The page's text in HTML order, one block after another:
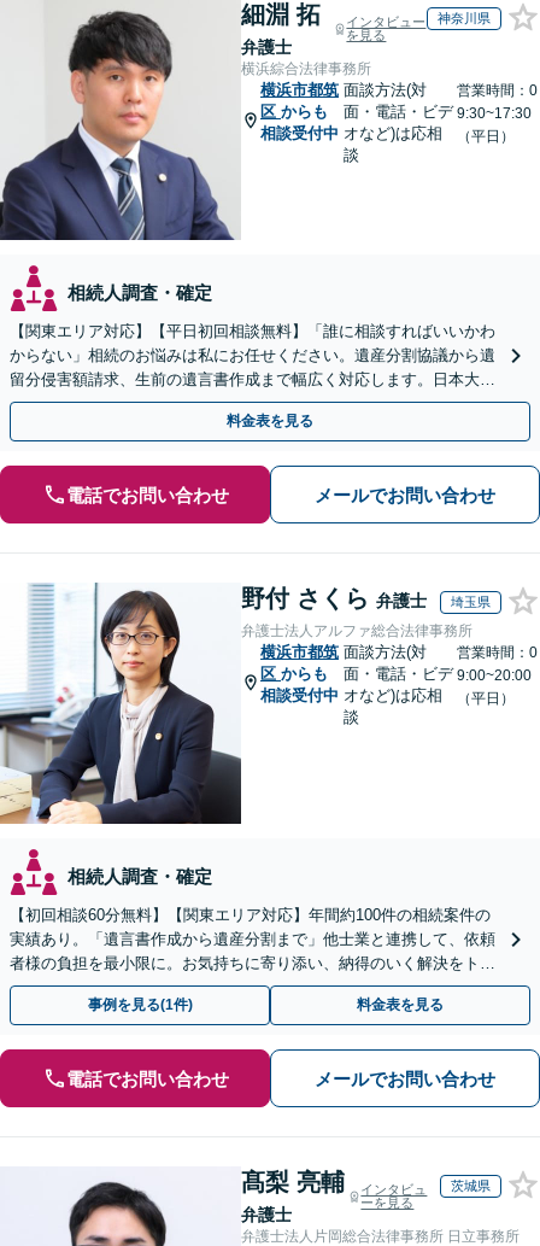
細淵 拓
弁護士
インタビュー
を見る
神奈川県
横浜綜合法律事務所
横浜市都筑
区 からも
相談受付中
面談方法(対
面・電話・ビデ
オなど)は応相
談
営業時間：0
9:30~17:30
（平日）
相続人調査・確定
【関東エリア対応】【平日初回相談無料】「誰に相談すればいいかわ
からない」相続のお悩みは私にお任せください。遺産分割協議から遺
留分侵害額請求、生前の遺言書作成まで幅広く対応します。日本大通
り駅直結でアクセス良好。
料金表を見る
電話でお問い合わせ メールでお問い合わせ
野付 さくら 弁護士 埼玉県
弁護士法人アルファ総合法律事務所
横浜市都筑
区 からも
相談受付中
面談方法(対
面・電話・ビデ
オなど)は応相
談
営業時間：0
9:00~20:00
（平日）
相続人調査・確定
【初回相談60分無料】【関東エリア対応】年間約100件の相続案件の
実績あり。「遺言書作成から遺産分割まで」他士業と連携して、依頼
者様の負担を最小限に。お気持ちに寄り添い、納得のいく解決をトー
タル・サポート【当日・夜間（18時まで）の相談可】
事例を見る(1件) 料金表を見る
電話でお問い合わせ メールでお問い合わせ
髙梨 亮輔
弁護士
インタビュ
ーを見る
茨城県
弁護士法人片岡総合法律事務所 日立事務所